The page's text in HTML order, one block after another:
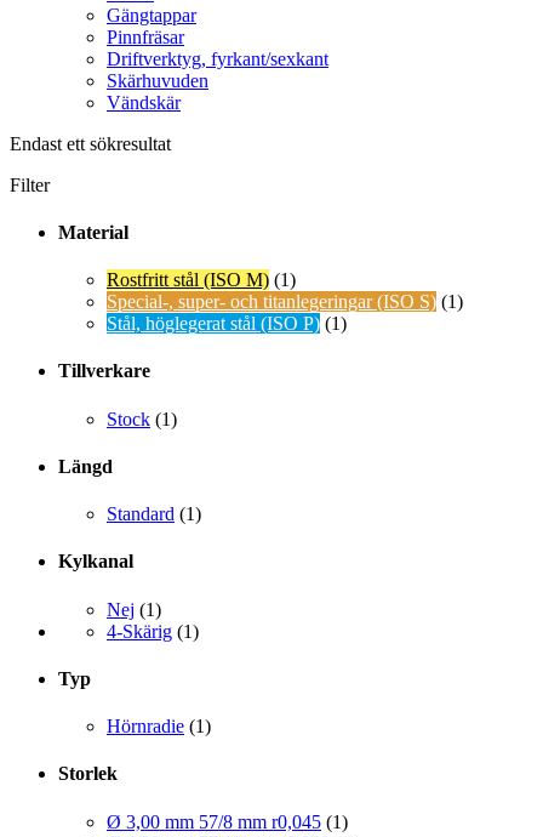
Gängtappar
Pinnfräsar
Driftverktyg, fyrkant/sexkant
Skärhuvuden
Vändskär
Endast ett sökresultat
Filter
Material
Rostfritt stål (ISO M) (1)
Special-, super- och titanlegeringar (ISO S) (1)
Stål, höglegerat stål (ISO P) (1)
Tillverkare
Stock (1)
Längd
Standard (1)
Kylkanal
Nej (1)
4-Skärig (1)
Typ
Hörnradie (1)
Storlek
Ø 3,00 mm 57/8 mm r0,045 (1)